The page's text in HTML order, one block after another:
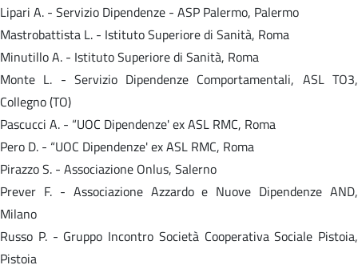
Lipari A. - Servizio Dipendenze - ASP Palermo, Palermo
Mastrobattista L. - Istituto Superiore di Sanità, Roma
Minutillo A. - Istituto Superiore di Sanità, Roma
Monte L. - Servizio Dipendenze Comportamentali, ASL TO3,
Collegno (TO)
Pascucci A. - “UOC Dipendenze' ex ASL RMC, Roma
Pero D. - “UOC Dipendenze' ex ASL RMC, Roma
Pirazzo S. - Associazione Onlus, Salerno
Prever F. - Associazione Azzardo e Nuove Dipendenze AND,
Milano
Russo P. - Gruppo Incontro Società Cooperativa Sociale Pistoia,
Pistoia